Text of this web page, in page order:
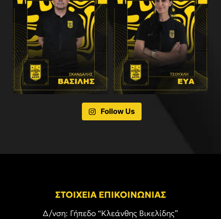
Follow Us
ΣΤΟΙΧΕΙΑ ΕΠΙΚΟΙΝΩΝΙΑΣ
Δ/νση: Γήπεδο “Κλεάνθης Βικελίδης”